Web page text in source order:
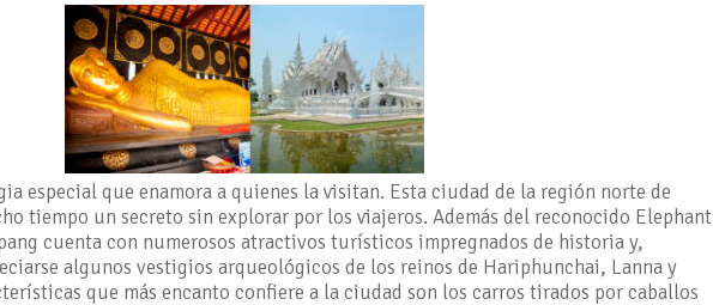
especial que enamora a quienes la visitan. Esta ciudad de la región norte de
tiempo un secreto sin explorar por los viajeros. Además del reconocido Elephant
cuenta con numerosos atractivos turísticos impregnados de historia y,
algunos vestigios arqueológicos de los reinos de Hariphunchai, Lanna y
que más encanto confiere a la ciudad son los carros tirados por caballos